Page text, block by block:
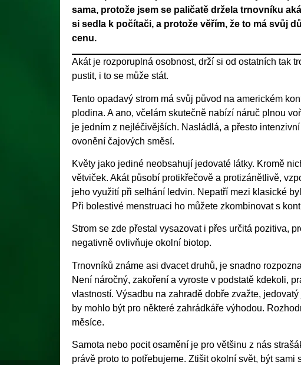
sama, protože jsem se paličatě držela trnovníku
si sedla k počítači, a protože věřím, že to má svůj
cenu.
Akát je rozporuplná osobnost, drží si od ostatních tak
pustit, i to se může stát.
Tento opadavý strom má svůj původ na americkém
plodina. A ano, včelám skutečně nabízí náruč plnou
je jedním z nejléčivějších. Nasládlá, a přesto
ovonění čajových směsí.
Květy jako jediné neobsahují jedovaté látky. Kromě
větviček. Akát působí protikřečově a protizánětlivě,
jeho využití při selhání ledvin. Nepatří mezi klasické
Při bolestivé menstruaci ho můžete zkombinovat s
Strom se zde přestal vysazovat i přes určitá pozitiva,
negativně ovlivňuje okolní biotop.
Trnovníků známe asi dvacet druhů, je snadno
Není náročný, zakoření a vyroste v podstatě kdekoli,
vlastností. Výsadbu na zahradě dobře zvažte,
by mohlo být pro některé zahrádkáře výhodou.
měsíce.
Samota nebo pocit osamění je pro většinu z nás
právě proto to potřebujeme. Ztišit okolní svět, být